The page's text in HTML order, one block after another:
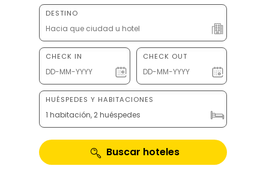
DESTINO
CHECK IN CHECK OUT
HUÉSPEDES Y HABITACIONES
1 habitación, 2 huéspedes
Buscar hoteles